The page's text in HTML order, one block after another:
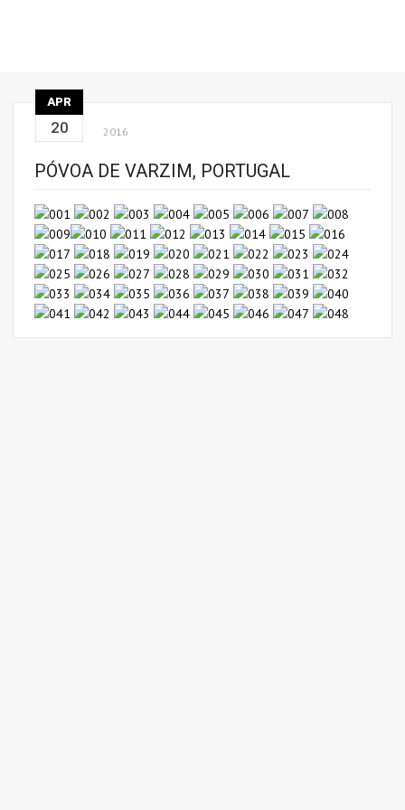
APR
20 2016
PÓVOA DE VARZIM, PORTUGAL